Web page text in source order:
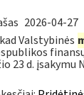
2026-04-27
Valstybinės
23 d. įsakymu